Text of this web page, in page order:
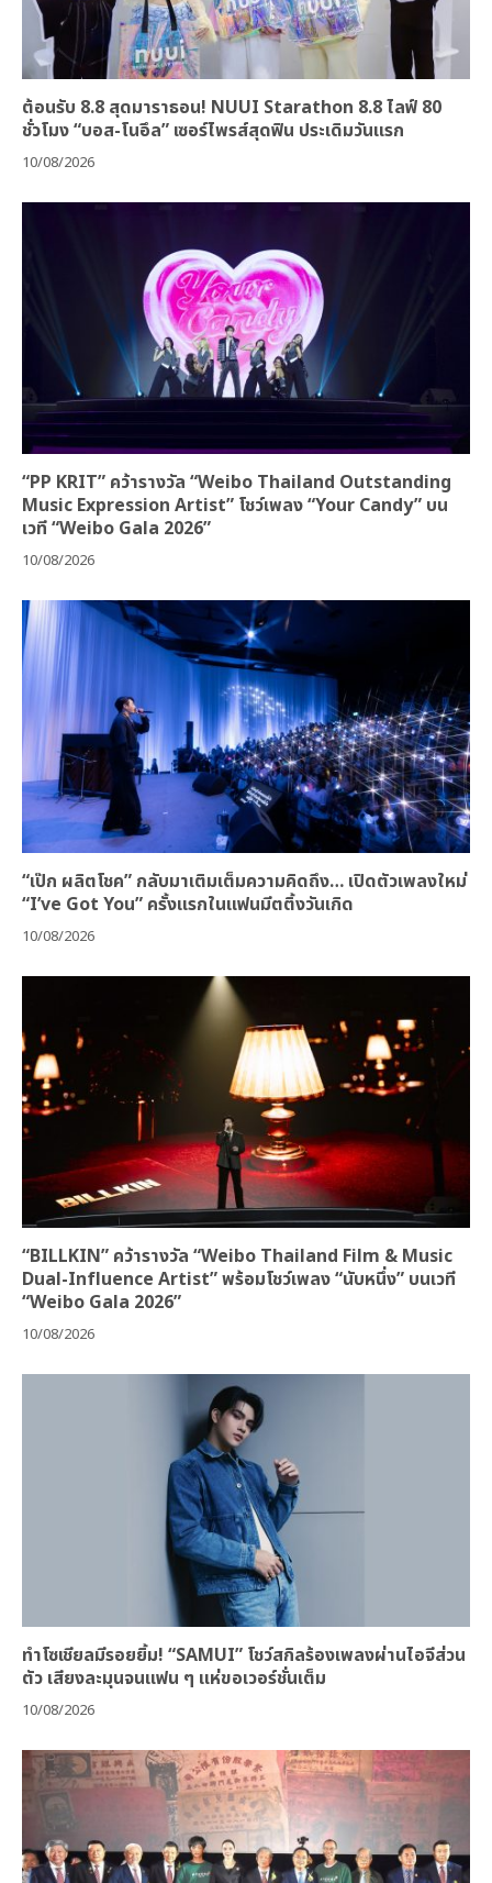
ต้อนรับ 8.8 สุดมาราธอน! NUUI Starathon 8.8 ไลฟ์ 80
ชั่วโมง “บอส-โนอึล” เซอร์ไพรส์สุดฟิน ประเดิมวันแรก
10/08/2026
“PP KRIT” คว้ารางวัล “Weibo Thailand Outstanding
Music Expression Artist” โชว์เพลง “Your Candy” บน
เวที “Weibo Gala 2026”
10/08/2026
“เป๊ก ผลิตโชค” กลับมาเติมเต็มความคิดถึง… เปิดตัวเพลงใหม่
“I’ve Got You” ครั้งแรกในแฟนมีตติ้งวันเกิด
10/08/2026
“BILLKIN” คว้ารางวัล “Weibo Thailand Film & Music
Dual-Influence Artist” พร้อมโชว์เพลง “นับหนึ่ง” บนเวที
“Weibo Gala 2026”
10/08/2026
ทำโซเชียลมีรอยยิ้ม! “SAMUI” โชว์สกิลร้องเพลงผ่านไอจีส่วน
ตัว เสียงละมุนจนแฟน ๆ แห่ขอเวอร์ชั่นเต็ม
10/08/2026